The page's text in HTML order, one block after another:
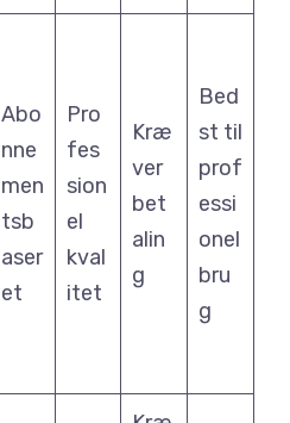
Abo
nne
men
tsb
aser
et
Pro
fes
sion
el
kval
itet
Kræ
ver
bet
alin
g
Bed
st til
prof
essi
onel
bru
g